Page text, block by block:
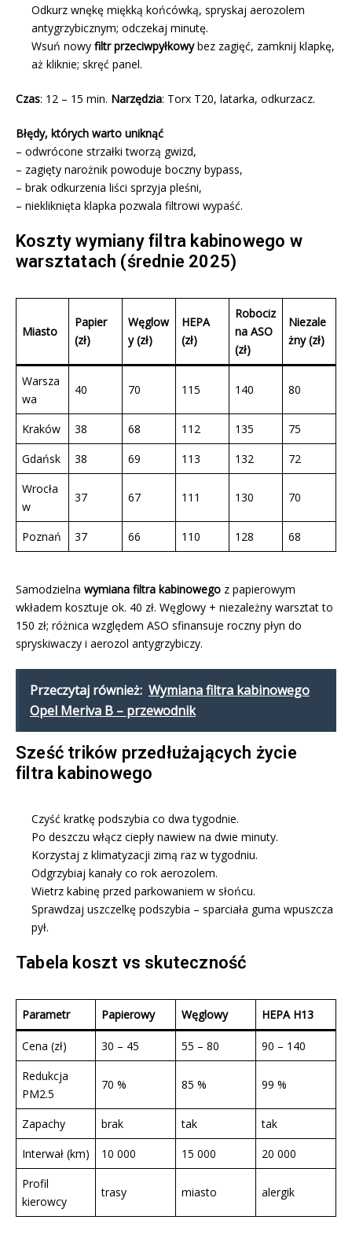
Odkurz wnękę miękką końcówką, spryskaj aerozolem
antygrzybicznym; odczekaj minutę.
Wsuń nowy filtr przeciwpyłkowybez zagięć, zamknij klapkę,
aż kliknie; skręć panel.
Czas: 12 – 15 min. Narzędzia: Torx T20, latarka, odkurzacz.
Błędy, których warto uniknąć
– odwrócone strzałki tworzą gwizd,
– zagięty narożnik powoduje boczny bypass,
– brak odkurzenia liści sprzyja pleśni,
– niekliknięta klapka pozwala filtrowi wypaść.
Koszty wymiany filtra kabinowego w
warsztatach (średnie 2025)
Miasto
Papier
(zł)
Węglow
y (zł)
HEPA
(zł)
Robociz
na ASO
(zł)
Niezale
żny (zł)
Warsza
wa
40 70 115 140 80
Kraków 38 68 112 135
75
Gdańsk
38 69 113 132
72
Wrocła
w
37 67 111 130 70
Poznań 37 66 110 128 68
Samodzielna wymiana filtra kabinowego z papierowym
wkładem kosztuje ok. 40 zł. Węglowy + niezależny warsztat to
150 zł; różnica względem ASO sfinansuje roczny płyn do
spryskiwaczy i aerozol antygrzybiczy.
Przeczytaj również: Wymiana filtra kabinowego
Opel Meriva B – przewodnik
Sześć trików przedłużających życie
filtra kabinowego
Czyść kratkę podszybia co dwa tygodnie.
Po deszczu włącz ciepły nawiew na dwie minuty.
Korzystaj z klimatyzacji zimą raz w tygodniu.
Odgrzybiaj kanały co rok aerozolem.
Wietrz kabinę przed parkowaniem w słońcu.
Sprawdzaj uszczelkę podszybia – sparciała guma wpuszcza
pył.
Tabela koszt vs skuteczność
Parametr Papierowy Węglowy HEPA H13
Cena (zł) 30 – 45 55 – 80
90 – 140
Redukcja
PM2.5
70 % 85 % 99 %
Zapachy brak tak
tak
Interwał (km)
10 000 15 000
20 000
Profil
kierowcy
trasy miasto alergik